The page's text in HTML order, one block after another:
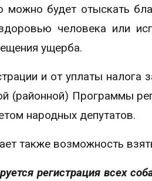
можно будет отыскать
человека или
ущерба.
и от уплаты налога
(районной) Программы
народных депутатов.
также возможность
регистрация всех